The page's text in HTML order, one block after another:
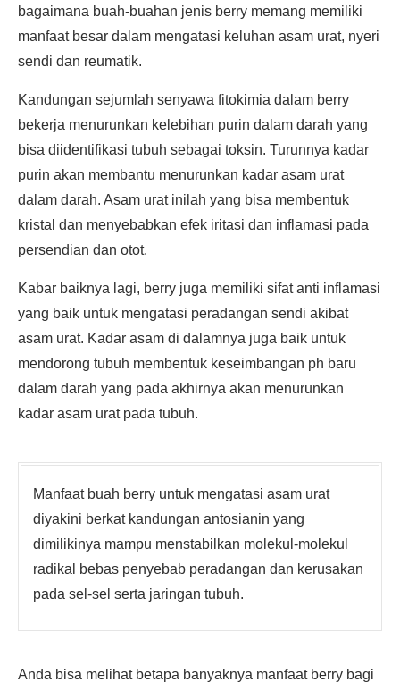
bagaimana buah-buahan jenis berry memang memiliki
manfaat besar dalam mengatasi keluhan asam urat, nyeri
sendi dan reumatik.
Kandungan sejumlah senyawa fitokimia dalam berry
bekerja menurunkan kelebihan purin dalam darah yang
bisa diidentifikasi tubuh sebagai toksin. Turunnya kadar
purin akan membantu menurunkan kadar asam urat
dalam darah. Asam urat inilah yang bisa membentuk
kristal dan menyebabkan efek iritasi dan inflamasi pada
persendian dan otot.
Kabar baiknya lagi, berry juga memiliki sifat anti inflamasi
yang baik untuk mengatasi peradangan sendi akibat
asam urat. Kadar asam di dalamnya juga baik untuk
mendorong tubuh membentuk keseimbangan ph baru
dalam darah yang pada akhirnya akan menurunkan
kadar asam urat pada tubuh.
Manfaat buah berry untuk mengatasi asam urat
diyakini berkat kandungan antosianin yang
dimilikinya mampu menstabilkan molekul-molekul
radikal bebas penyebab peradangan dan kerusakan
pada sel-sel serta jaringan tubuh.
Anda bisa melihat betapa banyaknya manfaat berry bagi